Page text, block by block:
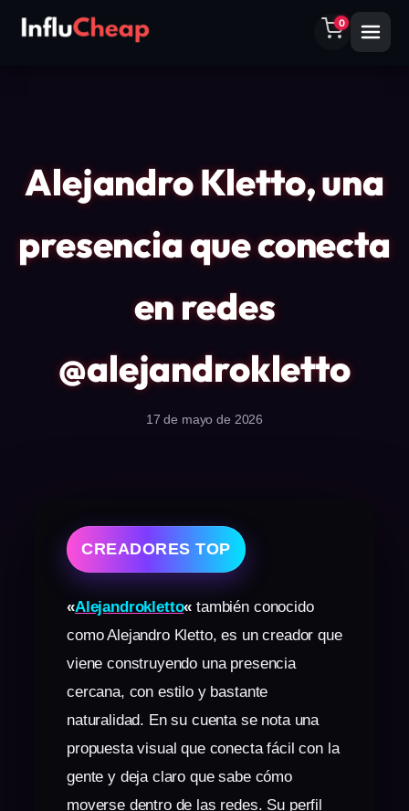
0
Alejandro Kletto, una
presencia que conecta
en redes
@alejandrokletto
17 de mayo de 2026
CREADORES TOP
«Alejandrokletto« también conocido
como Alejandro Kletto, es un creador que
viene construyendo una presencia
cercana, con estilo y bastante
naturalidad. En su cuenta se nota una
propuesta visual que conecta fácil con la
gente y deja claro que sabe cómo
moverse dentro de las redes. Su perfil